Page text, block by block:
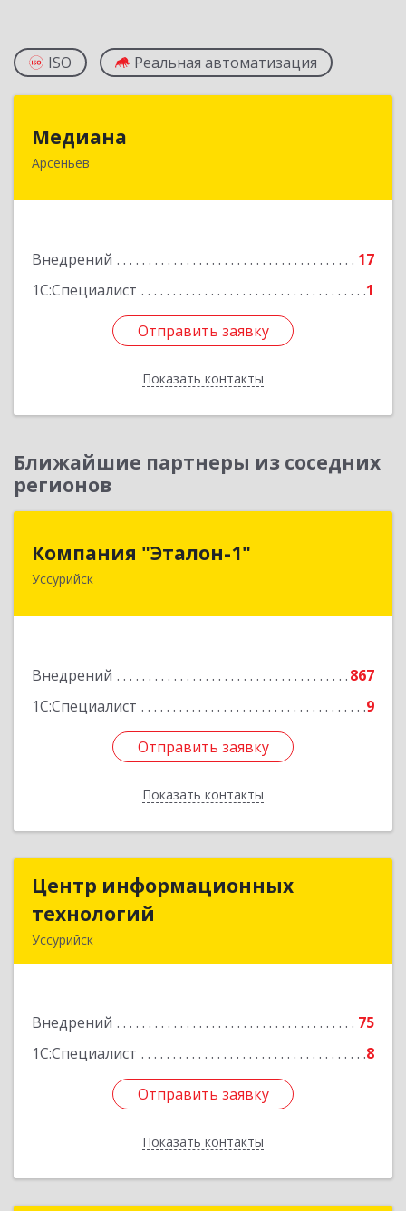
ISO Реальная автоматизация
Медиана
Арсеньев
Внедрений
17
1С:Специалист
1
Отправить заявку
Показать контакты
Отправить заявку
Назад
Ближайшие партнеры из соседних
регионов
Компания "Эталон-1"
Уссурийск
Внедрений
867
1С:Специалист
9
Отправить заявку
Показать контакты
Отправить заявку
Назад
Центр информационных
технологий
Уссурийск
Внедрений
75
1С:Специалист
8
Отправить заявку
Показать контакты
Центр информационных
Подробнее
Отправить заявку
Назад